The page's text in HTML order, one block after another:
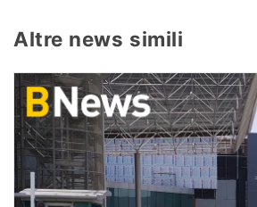
Altre news simili